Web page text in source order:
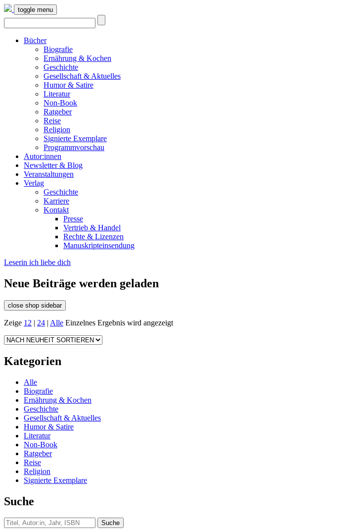
toggle menu
Bücher
Biografie
Ernährung & Kochen
Geschichte
Gesellschaft & Aktuelles
Humor & Satire
Literatur
Non-Book
Ratgeber
Reise
Religion
Signierte Exemplare
Programmvorschau
Autor:innen
Newsletter & Blog
Veranstaltungen
Verlag
Geschichte
Karriere
Kontakt
Presse
Vertrieb & Handel
Rechte & Lizenzen
Manuskripteinsendung
Leserin ich liebe dich
Neue Beiträge werden geladen
close shop sidebar
Zeige 12 | 24 | Alle Einzelnes Ergebnis wird angezeigt
Kategorien
Alle
Biografie
Ernährung & Kochen
Geschichte
Gesellschaft & Aktuelles
Humor & Satire
Literatur
Non-Book
Ratgeber
Reise
Religion
Signierte Exemplare
Suche